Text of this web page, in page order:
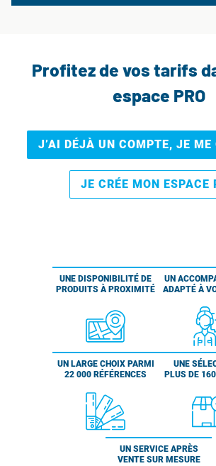
Profitez de vos tarifs
espace PRO
J’AI DÉJÀ UN COMPTE, JE ME
JE CRÉE MON ESPACE
UNE DISPONIBILITÉ DE
PRODUITS À PROXIMITÉ
UN
ADAPTÉ À
UN LARGE CHOIX PARMI
22 000 RÉFÉRENCES
UNE
PLUS DE
UN SERVICE APRÈS
VENTE SUR MESURE